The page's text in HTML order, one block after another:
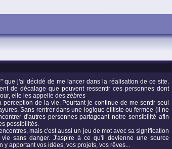
" que j'ai décidé de me lancer dans la réalisation de ce site.
de décalage que peuvent ressentir ces personnes dont
elle les appelle deszèbres
de la vie. Pourtant je continue de me sentir seul
Sans rentrer dans une logique élitiste ou fermée (il ne
d'autres personnes partageant notre sensibilité afin
possibilités.
mais c'est aussi un jeu de mot avec sa signification
sans danger. J'aspire à ce qu'il devienne une source
apportant vos idées, vos projets, vos rêves...